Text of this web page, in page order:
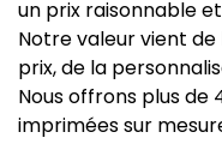
un prix raisonnable
Notre valeur vient
prix, de la
Nous offrons plus
imprimées sur